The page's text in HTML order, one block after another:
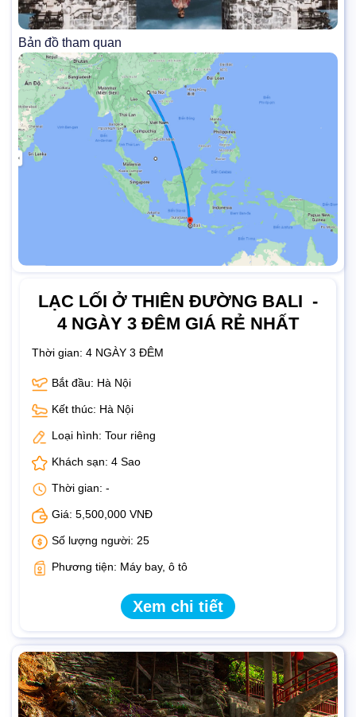
Bản đồ tham quan
LẠC LỐI Ở THIÊN ĐƯỜNG BALI -
4 NGÀY 3 ĐÊM GIÁ RẺ NHẤT
Thời gian: 4 NGÀY 3 ĐÊM
Bắt đầu: Hà Nội
Kết thúc: Hà Nội
Loại hình: Tour riêng
Khách sạn: 4 Sao
Thời gian: -
Giá: 5,500,000 VNĐ
Số lượng người: 25
Phương tiện: Máy bay, ô tô
Xem chi tiết